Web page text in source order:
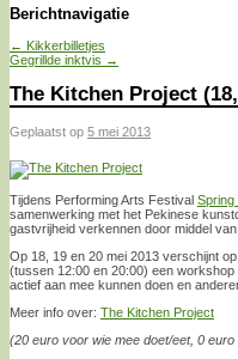
Berichtnavigatie
← Kikkerbilletjes
Gegrillde inktvis →
The Kitchen Project
Geplaatst op 5 mei 2013
Tijdens Performing Arts Festival Spring
samenwerking met het Pekinese
gastvrijheid verkennen door middel
Op 18, 19 en 20 mei 2013 verschijnt
(tussen 12:00 en 20:00) een
actief aan mee kunnen doen en
Meer info over: The Kitchen Project
(20 euro voor wie mee doet/eet, 0